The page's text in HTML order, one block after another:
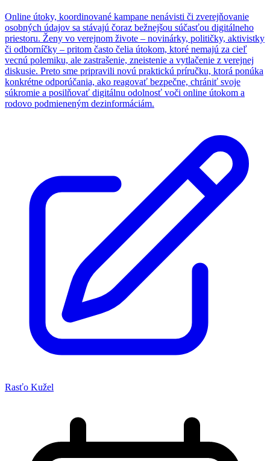
Online útoky, koordinované kampane nenávisti či zverejňovanie
osobných údajov sa stávajú čoraz bežnejšou súčasťou digitálneho
priestoru. Ženy vo verejnom živote – novinárky, političky, aktivistky
či odborníčky – pritom často čelia útokom, ktoré nemajú za cieľ
vecnú polemiku, ale zastrašenie, zneistenie a vytlačenie z verejnej
diskusie. Preto sme pripravili novú praktickú príručku, ktorá ponúka
konkrétne odporúčania, ako reagovať bezpečne, chrániť svoje
súkromie a posilňovať digitálnu odolnosť voči online útokom a
rodovo podmieneným dezinformáciám.
Rasťo Kužel